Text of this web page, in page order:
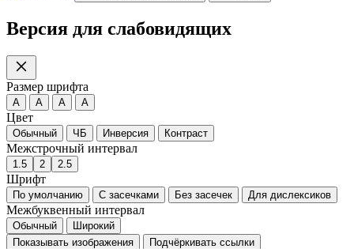
Версия для слабовидящих
Размер шрифта
A A A A
Цвет
Обычный ЧБ Инверсия Контраст
Межстрочный интервал
1.5 2 2.5
Шрифт
По умолчанию С засечками Без засечек Для дислексиков
Межбуквенный интервал
Обычный
Широкий
Показывать изображения
Подчёркивать ссылки